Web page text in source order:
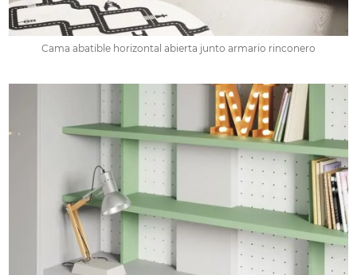
Cama abatible horizontal abierta junto armario rinconero